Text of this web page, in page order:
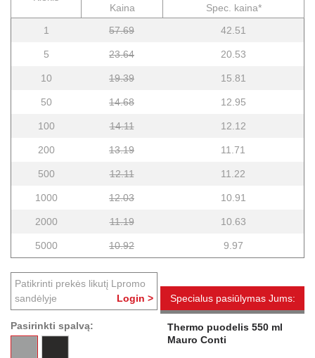
Kaina
Spec. kaina*
1
57.69 42.51
5 23.64 20.53
10 19.39 15.81
50 14.68 12.95
100 14.11 12.12
200 13.19 11.71
500 12.11 11.22
1000 12.03 10.91
2000 11.19 10.63
5000 10.92 9.97
Patikrinti prekės likutį Lpromo
sandėlyje
Login >
Pasirinkti spalvą:
Specialus pasiūlymas Jums:
Thermo puodelis 550 ml
Mauro Conti